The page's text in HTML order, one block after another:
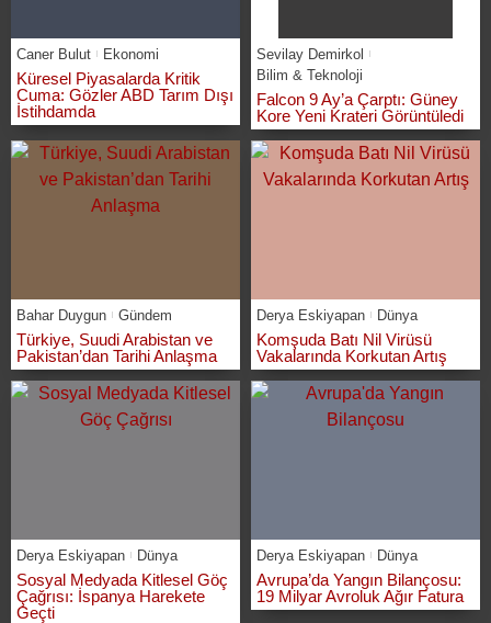
Caner Bulut Ekonomi
Küresel Piyasalarda Kritik
Cuma: Gözler ABD Tarım Dışı
İstihdamda
Sevilay Demirkol
Bilim & Teknoloji
Falcon 9 Ay’a Çarptı: Güney
Kore Yeni Krateri Görüntüledi
Bahar Duygun Gündem
Türkiye, Suudi Arabistan ve
Pakistan’dan Tarihi Anlaşma
Derya Eskiyapan Dünya
Komşuda Batı Nil Virüsü
Vakalarında Korkutan Artış
Derya Eskiyapan Dünya
Sosyal Medyada Kitlesel Göç
Çağrısı: İspanya Harekete
Geçti
Derya Eskiyapan Dünya
Avrupa’da Yangın Bilançosu:
19 Milyar Avroluk Ağır Fatura